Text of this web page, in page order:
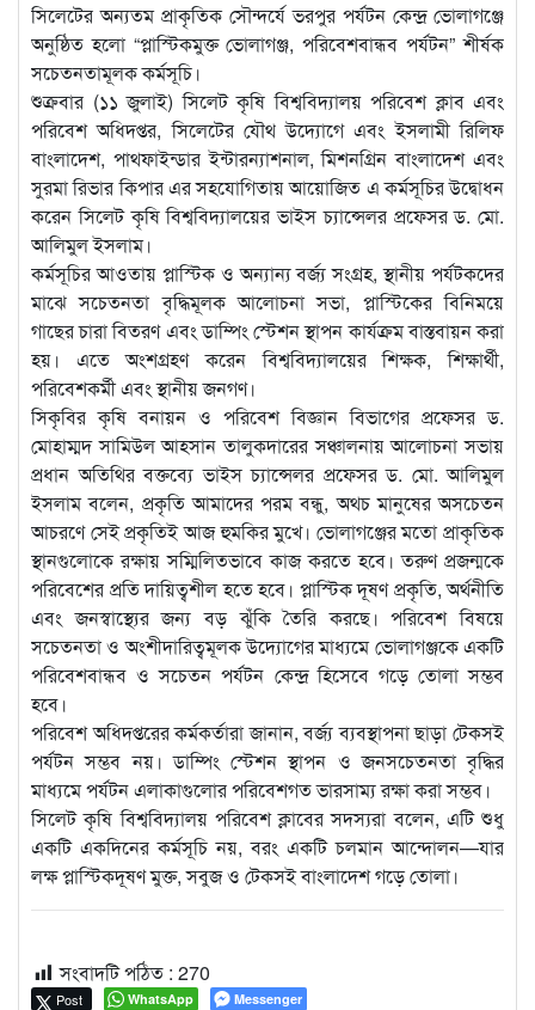
সিলেটের অন্যতম প্রাকৃতিক সৌন্দর্যে ভরপুর পর্যটন কেন্দ্র ভোলাগঞ্জে
অনুষ্ঠিত হলো “প্লাস্টিকমুক্ত ভোলাগঞ্জ, পরিবেশবান্ধব পর্যটন” শীর্ষক
সচেতনতামূলক কর্মসূচি।
শুক্রবার (১১ জুলাই) সিলেট কৃষি বিশ্ববিদ্যালয় পরিবেশ ক্লাব এবং
পরিবেশ অধিদপ্তর, সিলেটের যৌথ উদ্যোগে এবং ইসলামী রিলিফ
বাংলাদেশ, পাথফাইন্ডার ইন্টারন্যাশনাল, মিশনগ্রিন বাংলাদেশ এবং
সুরমা রিভার কিপার এর সহযোগিতায় আয়োজিত এ কর্মসূচির উদ্বোধন
করেন সিলেট কৃষি বিশ্ববিদ্যালয়ের ভাইস চ্যান্সেলর প্রফেসর ড. মো.
আলিমুল ইসলাম।
কর্মসূচির আওতায় প্লাস্টিক ও অন্যান্য বর্জ্য সংগ্রহ, স্থানীয় পর্যটকদের
মাঝে সচেতনতা বৃদ্ধিমূলক আলোচনা সভা, প্লাস্টিকের বিনিময়ে
গাছের চারা বিতরণ এবং ডাম্পিং স্টেশন স্থাপন কার্যক্রম বাস্তবায়ন করা
হয়। এতে অংশগ্রহণ করেন বিশ্ববিদ্যালয়ের শিক্ষক, শিক্ষার্থী,
পরিবেশকর্মী এবং স্থানীয় জনগণ।
সিকৃবির কৃষি বনায়ন ও পরিবেশ বিজ্ঞান বিভাগের প্রফেসর ড.
মোহাম্মদ সামিউল আহসান তালুকদারের সঞ্চালনায় আলোচনা সভায়
প্রধান অতিথির বক্তব্যে ভাইস চ্যান্সেলর প্রফেসর ড. মো. আলিমুল
ইসলাম বলেন, প্রকৃতি আমাদের পরম বন্ধু, অথচ মানুষের অসচেতন
আচরণে সেই প্রকৃতিই আজ হুমকির মুখে। ভোলাগঞ্জের মতো প্রাকৃতিক
স্থানগুলোকে রক্ষায় সম্মিলিতভাবে কাজ করতে হবে। তরুণ প্রজন্মকে
পরিবেশের প্রতি দায়িত্বশীল হতে হবে। প্লাস্টিক দূষণ প্রকৃতি, অর্থনীতি
এবং জনস্বাস্থ্যের জন্য বড় ঝুঁকি তৈরি করছে। পরিবেশ বিষয়ে
সচেতনতা ও অংশীদারিত্বমূলক উদ্যোগের মাধ্যমে ভোলাগঞ্জকে একটি
পরিবেশবান্ধব ও সচেতন পর্যটন কেন্দ্র হিসেবে গড়ে তোলা সম্ভব
হবে।
পরিবেশ অধিদপ্তরের কর্মকর্তারা জানান, বর্জ্য ব্যবস্থাপনা ছাড়া টেকসই
পর্যটন সম্ভব নয়। ডাম্পিং স্টেশন স্থাপন ও জনসচেতনতা বৃদ্ধির
মাধ্যমে পর্যটন এলাকাগুলোর পরিবেশগত ভারসাম্য রক্ষা করা সম্ভব।
সিলেট কৃষি বিশ্ববিদ্যালয় পরিবেশ ক্লাবের সদস্যরা বলেন, এটি শুধু
একটি একদিনের কর্মসূচি নয়, বরং একটি চলমান আন্দোলন—যার
লক্ষ প্লাস্টিকদূষণ মুক্ত, সবুজ ও টেকসই বাংলাদেশ গড়ে তোলা।
সংবাদটি পঠিত : 270
Post WhatsApp Messenger